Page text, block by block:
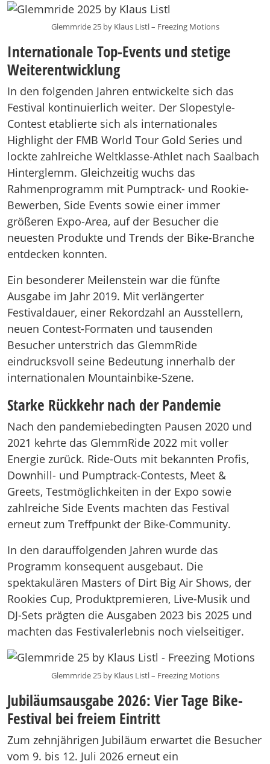
Glemmride 25 by Klaus Listl – Freezing Motions
Internationale Top-Events und stetige
Weiterentwicklung
In den folgenden Jahren entwickelte sich das
Festival kontinuierlich weiter. Der Slopestyle-
Contest etablierte sich als internationales
Highlight der FMB World Tour Gold Series und
lockte zahlreiche Weltklasse-Athlet nach Saalbach
Hinterglemm. Gleichzeitig wuchs das
Rahmenprogramm mit Pumptrack- und Rookie-
Bewerben, Side Events sowie einer immer
größeren Expo-Area, auf der Besucher die
neuesten Produkte und Trends der Bike-Branche
entdecken konnten.
Ein besonderer Meilenstein war die fünfte
Ausgabe im Jahr 2019. Mit verlängerter
Festivaldauer, einer Rekordzahl an Ausstellern,
neuen Contest-Formaten und tausenden
Besucher unterstrich das GlemmRide
eindrucksvoll seine Bedeutung innerhalb der
internationalen Mountainbike-Szene.
Starke Rückkehr nach der Pandemie
Nach den pandemiebedingten Pausen 2020 und
2021 kehrte das GlemmRide 2022 mit voller
Energie zurück. Ride-Outs mit bekannten Profis,
Downhill- und Pumptrack-Contests, Meet &
Greets, Testmöglichkeiten in der Expo sowie
zahlreiche Side Events machten das Festival
erneut zum Treffpunkt der Bike-Community.
In den darauffolgenden Jahren wurde das
Programm konsequent ausgebaut. Die
spektakulären Masters of Dirt Big Air Shows, der
Rookies Cup, Produktpremieren, Live-Musik und
DJ-Sets prägten die Ausgaben 2023 bis 2025 und
machten das Festivalerlebnis noch vielseitiger.
Glemmride 25 by Klaus Listl – Freezing Motions
Jubiläumsausgabe 2026: Vier Tage Bike-
Festival bei freiem Eintritt
Zum zehnjährigen Jubiläum erwartet die Besucher
vom 9. bis 12. Juli 2026 erneut ein